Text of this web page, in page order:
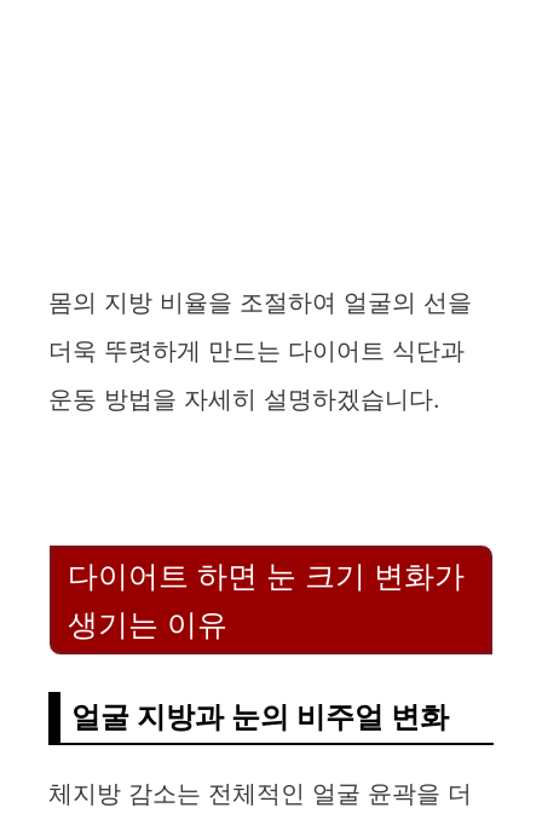
몸의 지방 비율을 조절하여 얼굴의 선을
더욱 뚜렷하게 만드는 다이어트 식단과
운동 방법을 자세히 설명하겠습니다.
다이어트 하면 눈 크기 변화가
생기는 이유
얼굴 지방과 눈의 비주얼 변화
체지방 감소는 전체적인 얼굴 윤곽을 더